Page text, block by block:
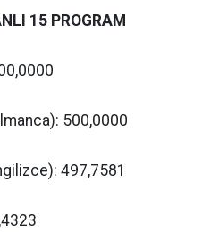
15 PROGRAM
500,0000
497,7581